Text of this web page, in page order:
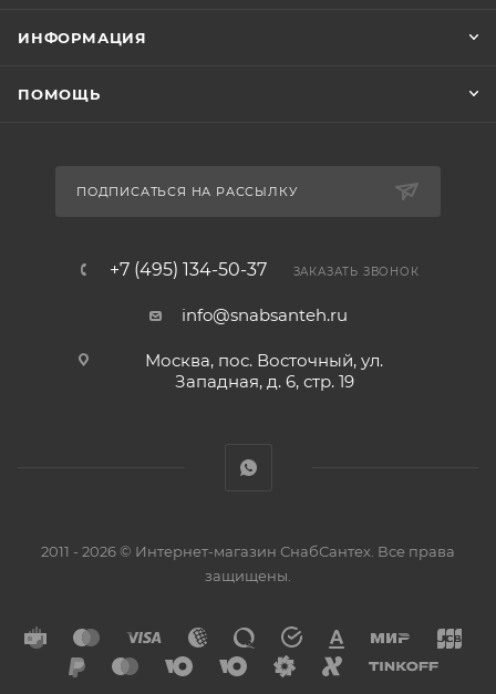
ИНФОРМАЦИЯ
ПОМОЩЬ
ПОДПИСАТЬСЯ НА РАССЫЛКУ
+7 (495) 134-50-37 ЗАКАЗАТЬ ЗВОНОК
info@snabsanteh.ru
Москва, пос. Восточный, ул.
Западная, д. 6, стр. 19
2011 - 2026 © Интернет-магазин СнабСантех. Все права
защищены.